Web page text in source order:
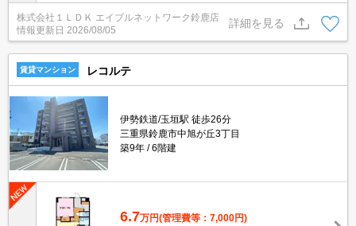
物件(*^_^*)
株式会社１ＬＤＫ エイブルネットワーク鈴鹿店
情報更新日 2026/08/05
詳細を見る
賃貸マンション レコルテ
伊勢鉄道/玉垣駅 徒歩26分
三重県鈴鹿市中旭が丘3丁目
築9年
6階建
6.7万円(管理費等：7,000円)